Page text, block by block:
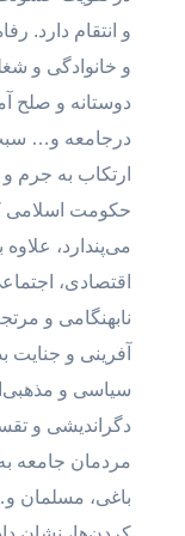
و انتقام دارد.
و خانوادگی و
دوستانه و صلح
درجامعه و…
ارتکاب به جرم
حکومت اسلامی
می‌پندارد، علاوه
اقتصادی،
نابهنگامی و
آفرینی و
سیاسی و
دگراندیشی و
مردمان جامعه
باغی، مسلمان